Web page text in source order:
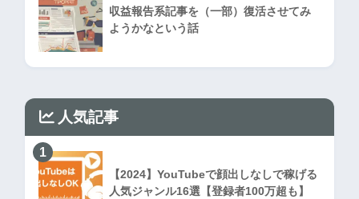
収益報告系記事を（一部）復活させてみ
ようかなという話
人気記事
1
【2024】YouTubeで顔出しなしで稼げる
人気ジャンル16選【登録者100万超も】